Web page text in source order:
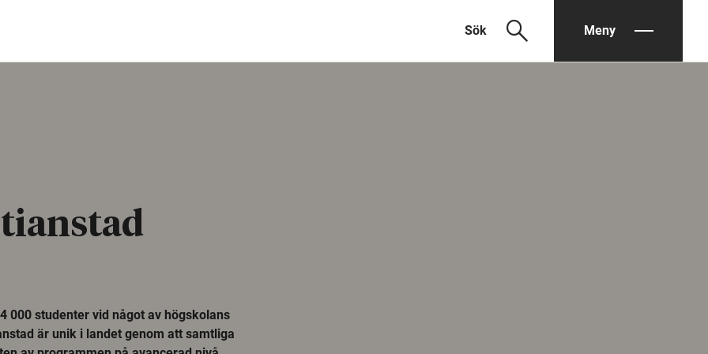
Sök search Meny
000 studenter vid något av högskolans
är unik i landet genom att samtliga